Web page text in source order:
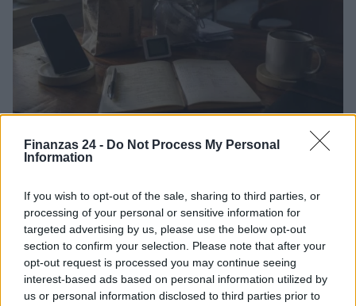
Finanzas 24 - Do Not Process My Personal
Information
If you wish to opt-out of the sale, sharing to third parties, or
processing of your personal or sensitive information for
targeted advertising by us, please use the below opt-out
section to confirm your selection. Please note that after your
opt-out request is processed you may continue seeing
interest-based ads based on personal information utilized by
us or personal information disclosed to third parties prior to
Identifica y elimina suscripciones, fees y compras impulsivas
Marta Ruiz · 8 Ago 2026
FINANZAS